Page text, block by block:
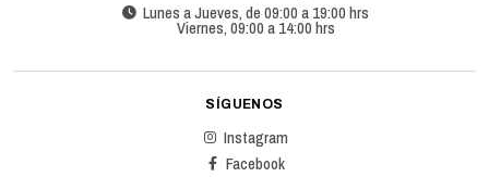
Lunes a Jueves, de 09:00 a 19:00 hrs
Viernes, 09:00 a 14:00 hrs
SÍGUENOS
Instagram
Facebook